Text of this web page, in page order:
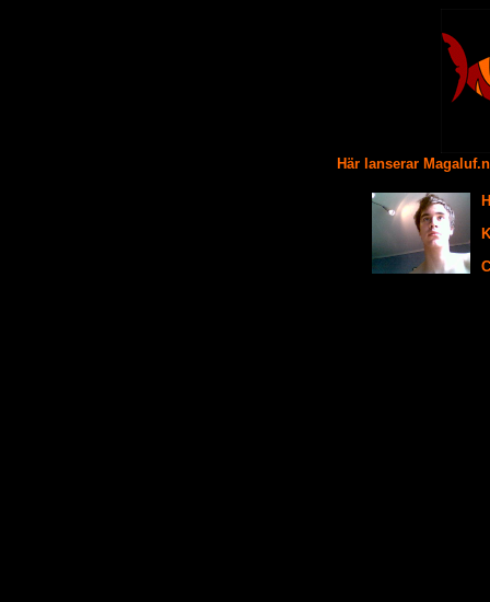
Här lanserar